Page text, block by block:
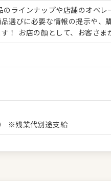
のラインナップや店舗のオペレ
選びに必要な情報の提示や、
！ お店の顔として、お客さま
ただくこともあります。内容
ください。オペレーション改
をしっかりサポートしますの
はステップアップなどもめざ
※残業代別途支給